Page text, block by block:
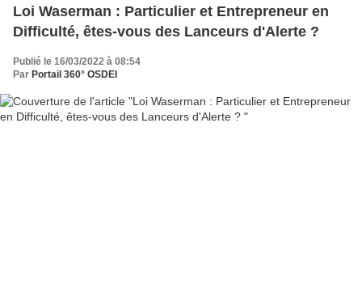
Loi Waserman : Particulier et Entrepreneur en
Difficulté, êtes-vous des Lanceurs d'Alerte ?
Publié le 16/03/2022 à 08:54
Par Portail 360° OSDEI